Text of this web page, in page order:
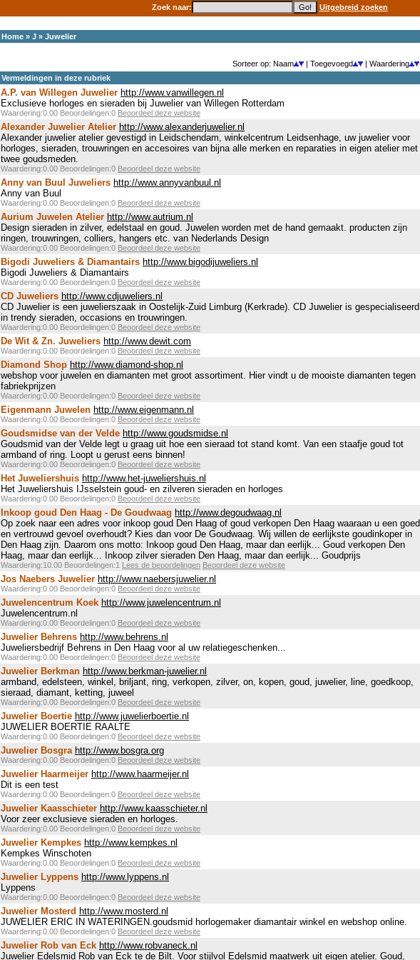
Zoek naar: Uitgebreid zoeken
Home » J » Juwelier
Sorteer op: Naam | Toegevoegd
| Waardering
Vermeldingen in deze rubriek
A.P. van Willegen Juwelier http://www.vanwillegen.nl
Exclusieve horloges en sieraden bij Juwelier van Willegen Rotterdam
Waardering:0.00 Beoordelingen:0 Beoordeel deze website
Alexander Juwelier Atelier http://www.alexanderjuwelier.nl
Alexander juwelier atelier gevestigd in Leidschendam, winkelcentrum Leidsenhage, uw juwelier voor
horloges, sieraden, trouwringen en accesoires van bijna alle merken en reparaties in eigen atelier met
twee goudsmeden.
Waardering:0.00 Beoordelingen:0 Beoordeel deze website
Anny van Buul Juweliers http://www.annyvanbuul.nl
Anny van Buul
Waardering:0.00 Beoordelingen:0 Beoordeel deze website
Aurium Juwelen Atelier http://www.autrium.nl
Design sieraden in zilver, edelstaal en goud. Juwelen worden met de hand gemaakt. producten zijn
ringen, trouwringen, colliers, hangers etc. van Nederlands Design
Waardering:0.00 Beoordelingen:0 Beoordeel deze website
Bigodi Juweliers & Diamantairs http://www.bigodijuweliers.nl
Bigodi Juweliers & Diamantairs
Waardering:0.00 Beoordelingen:0 Beoordeel deze website
CD Juweliers http://www.cdjuweliers.nl
CD Juwelier is een juwelierszaak in Oostelijk-Zuid Limburg (Kerkrade). CD Juwelier is gespecialiseerd
in trendy sieraden, occasions en trouwringen.
Waardering:0.00 Beoordelingen:0 Beoordeel deze website
De Wit & Zn. Juweliers http://www.dewit.com
Waardering:0.00 Beoordelingen:0 Beoordeel deze website
Diamond Shop http://www.diamond-shop.nl
webshop voor juwelen en diamanten met groot assortiment. Hier vindt u de mooiste diamanten tegen
fabriekprijzen
Waardering:0.00 Beoordelingen:0 Beoordeel deze website
Eigenmann Juwelen http://www.eigenmann.nl
Waardering:0.00 Beoordelingen:0 Beoordeel deze website
Goudsmidse van der Velde http://www.goudsmidse.nl
Goudsmid van der Velde legt u graag uit hoe een sieraad tot stand komt. Van een staafje goud tot
armband of ring. Loopt u gerust eens binnen!
Waardering:0.00 Beoordelingen:0 Beoordeel deze website
Het Juweliershuis http://www.het-juweliershuis.nl
Het Juweliershuis IJsselstein goud- en zilveren sieraden en horloges
Waardering:0.00 Beoordelingen:0 Beoordeel deze website
Inkoop goud Den Haag - De Goudwaag http://www.degoudwaag.nl
Op zoek naar een adres voor inkoop goud Den Haag of goud verkopen Den Haag waaraan u een goed
en vertrouwd gevoel overhoudt? Kies dan voor De Goudwaag. Wij willen de eerlijkste goudinkoper in
Den Haag zijn. Daarom ons motto: Inkoop goud Den Haag, maar dan eerlijk... Goud verkopen Den
Haag, maar dan eerlijk... Inkoop zilver sieraden Den Haag, maar dan eerlijk... Goudprijs
Waardering:10.00 Beoordelingen:1 Lees de beoordelingen Beoordeel deze website
Jos Naebers Juwelier http://www.naebersjuwelier.nl
Waardering:0.00 Beoordelingen:0 Beoordeel deze website
Juwelencentrum Koek http://www.juwelencentrum.nl
Juwelencentrum.nl
Waardering:0.00 Beoordelingen:0 Beoordeel deze website
Juwelier Behrens http://www.behrens.nl
Juweliersbedrijf Behrens in Den Haag voor al uw relatiegeschenken...
Waardering:0.00 Beoordelingen:0 Beoordeel deze website
Juwelier Berkman http://www.berkman-juwelier.nl
armband, edelsteen, winkel, briljant, ring, verkopen, zilver, on, kopen, goud, juwelier, line, goedkoop,
sieraad, diamant, ketting, juweel
Waardering:0.00 Beoordelingen:0 Beoordeel deze website
Juwelier Boertie http://www.juwelierboertie.nl
JUWELIER BOERTIE RAALTE
Waardering:0.00 Beoordelingen:0 Beoordeel deze website
Juwelier Bosgra http://www.bosgra.org
Waardering:0.00 Beoordelingen:0 Beoordeel deze website
Juwelier Haarmeijer http://www.haarmeijer.nl
Dit is een test
Waardering:0.00 Beoordelingen:0 Beoordeel deze website
Juwelier Kaasschieter http://www.kaasschieter.nl
Voor zeer exclusieve sieraden en horloges.
Waardering:0.00 Beoordelingen:0 Beoordeel deze website
Juwelier Kempkes http://www.kempkes.nl
Kempkes Winschoten
Waardering:0.00 Beoordelingen:0 Beoordeel deze website
Juwelier Lyppens http://www.lyppens.nl
Lyppens
Waardering:0.00 Beoordelingen:0 Beoordeel deze website
Juwelier Mosterd http://www.mosterd.nl
JUWELIER ERIC IN WATERINGEN.goudsmid horlogemaker diamantair winkel en webshop online.
Waardering:0.00 Beoordelingen:0 Beoordeel deze website
Juwelier Rob van Eck http://www.robvaneck.nl
Juwelier Edelsmid Rob van Eck te de Bilt. Voor stijlvol Edelsmid maatwerk uit eigen atelier. Goud,